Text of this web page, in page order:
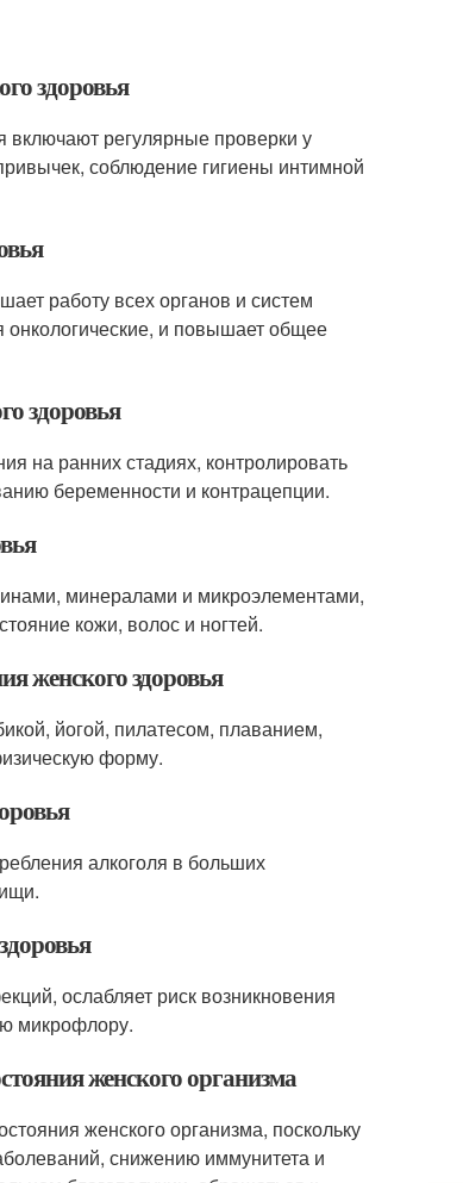
здоровья
регулярные проверки у
соблюдение гигиены интимной
работу всех органов и систем
онкологические, и повышает общее
здоровья
на ранних стадиях, контролировать
беременности и контрацепции.
минералами и микроэлементами,
кожи, волос и ногтей.
женского здоровья
йогой, пилатесом, плаванием,
форму.
алкоголя в больших
ослабляет риск возникновения
микрофлору.
женского организма
женского организма, поскольку
снижению иммунитета и